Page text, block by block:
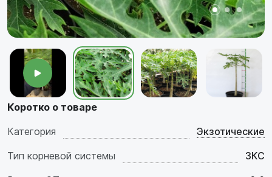
Коротко о товаре
Категория
Экзотические
Тип корневой системы
ЗКС